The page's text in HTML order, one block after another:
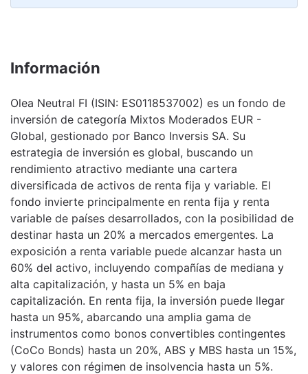
Información
Olea Neutral FI (ISIN: ES0118537002) es un fondo de
inversión de categoría Mixtos Moderados EUR -
Global, gestionado por Banco Inversis SA. Su
estrategia de inversión es global, buscando un
rendimiento atractivo mediante una cartera
diversificada de activos de renta fija y variable. El
fondo invierte principalmente en renta fija y renta
variable de países desarrollados, con la posibilidad de
destinar hasta un 20% a mercados emergentes. La
exposición a renta variable puede alcanzar hasta un
60% del activo, incluyendo compañías de mediana y
alta capitalización, y hasta un 5% en baja
capitalización. En renta fija, la inversión puede llegar
hasta un 95%, abarcando una amplia gama de
instrumentos como bonos convertibles contingentes
(CoCo Bonds) hasta un 20%, ABS y MBS hasta un 15%,
y valores con régimen de insolvencia hasta un 5%.